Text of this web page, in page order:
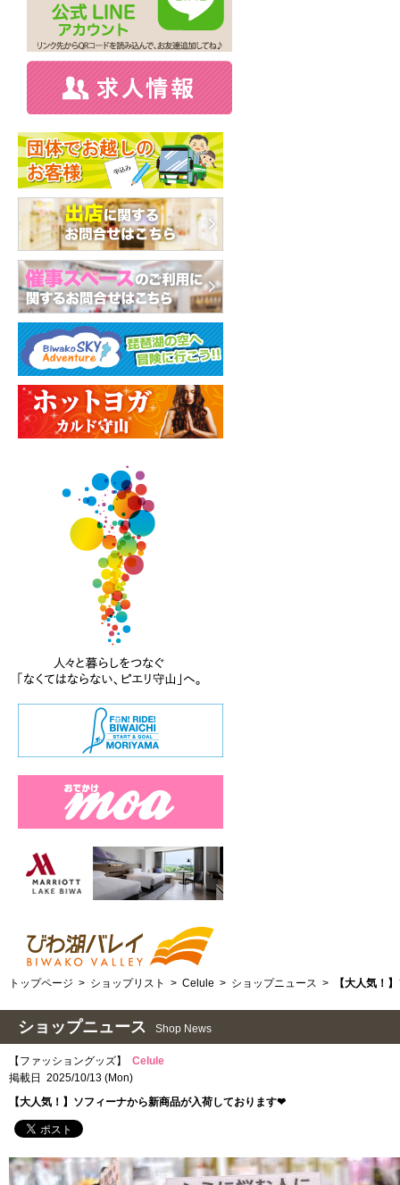
トップページ > ショップリスト > Celule > ショップニュース > 【大人気！
ショップニュース Shop News
【ファッショングッズ】 Celule
掲載日 2025/10/13 (Mon)
【大人気！】ソフィーナから新商品が入荷しております❤